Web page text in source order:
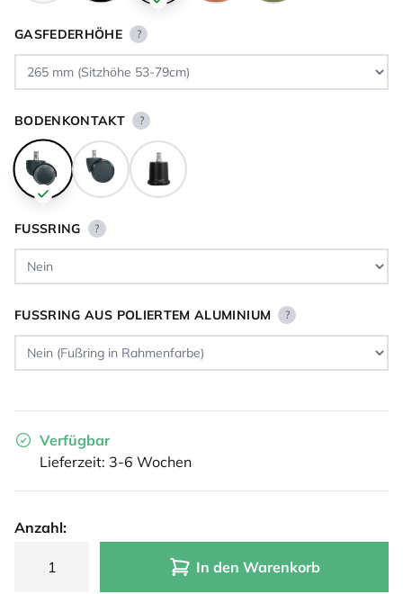
GASFEDERHÖHE ?
BODENKONTAKT ?
FUSSRING ?
FUSSRING AUS POLIERTEM ALUMINIUM ?
Verfügbar
Lieferzeit: 3-6 Wochen
Anzahl:
In den Warenkorb